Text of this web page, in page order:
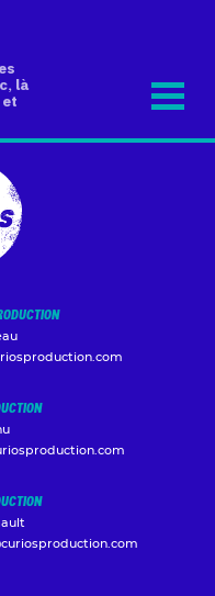
là
et